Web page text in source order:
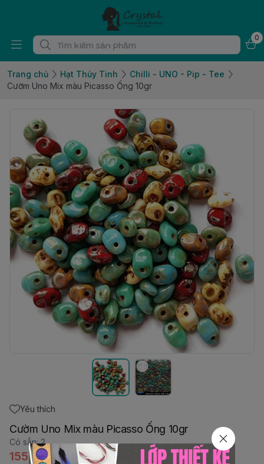
0
Trang chủ Hạt Thủy Tinh
Chilli - UNO - Pip - Tee
Cườm Uno Mix màu Picasso Ống 10gr
Yêu thích
Cườm Uno Mix màu Picasso Ống 10gr
Có sẵn: 2
155.000đ